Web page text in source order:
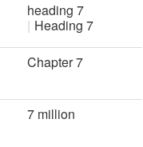
heading 7
Heading 7
Chapter 7
7 million